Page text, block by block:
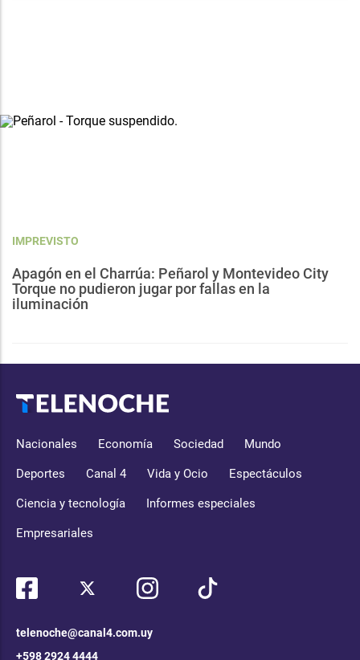
IMPREVISTO
Apagón en el Charrúa: Peñarol y Montevideo City
Torque no pudieron jugar por fallas en la
iluminación
Nacionales Economía Sociedad Mundo
Deportes Canal 4 Vida y Ocio Espectáculos
Ciencia y tecnología Informes especiales
Empresariales
telenoche@canal4.com.uy
+598 2924 4444